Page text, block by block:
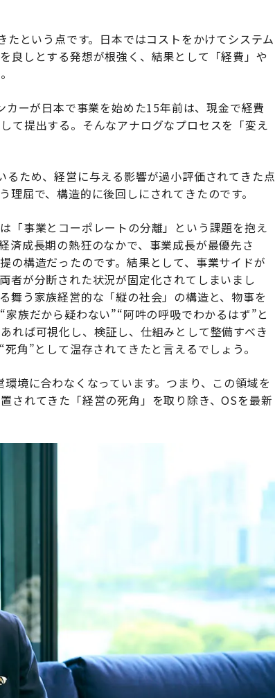
という点です。日本ではコストをかけてシステム
良しとする発想が根強く、結果として「経費」や
ーが日本で事業を始めた15年前は、現金で経費
て提出する。そんなアナログなプロセスを「変え
ため、経営に与える影響が過小評価されてきた点
屈で、構造的に後回しにされてきたのです。
「事業とコーポレートの分離」という課題を抱え
済成長期の熱狂のなかで、事業成長が最優先さ
の構造だったのです。結果として、事業サイドが
者が分断された状況が固定化されてしまいまし
舞う家族経営的な「縦の社会」の構造と、物事を
族だから疑わない”“阿吽の呼吸でわかるはず”と
れば可視化し、検証し、仕組みとして整備すべき
角”として温存されてきたと言えるでしょう。
境に合わなくなっています。つまり、この領域を
されてきた「経営の死角」を取り除き、OSを最新